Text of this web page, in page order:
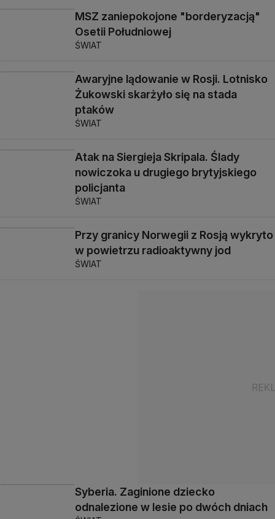
MSZ zaniepokojone "borderyzacją"
Osetii Południowej
ŚWIAT
Awaryjne lądowanie w Rosji. Lotnisko
Żukowski skarżyło się na stada
ptaków
ŚWIAT
Atak na Siergieja Skripala. Ślady
nowiczoka u drugiego brytyjskiego
policjanta
ŚWIAT
Przy granicy Norwegii z Rosją wykryto
w powietrzu radioaktywny jod
ŚWIAT
Syberia. Zaginione dziecko
odnalezione w lesie po dwóch dniach